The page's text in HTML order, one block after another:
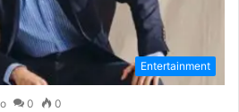
Entertainment
0 0